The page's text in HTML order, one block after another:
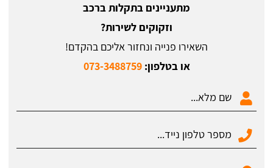
מתעניינים בתקלות ברכב
וזקוקים לשירות?
השאירו פנייה ונחזור אליכם בהקדם!
או בטלפון:073-3488759